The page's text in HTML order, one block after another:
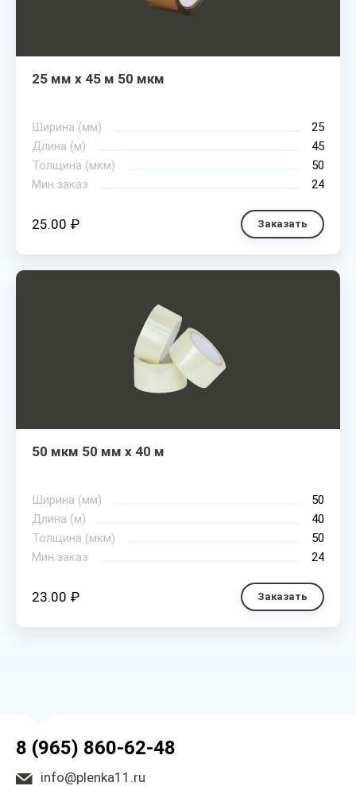
25 мм х 45 м 50 мкм
Ширина (мм)
25
Длина (м)
45
Толщина (мкм)
50
Мин.заказ
24
25.00 ₽ Заказать
50 мкм 50 мм х 40 м
Ширина (мм)
50
Длина (м)
40
Толщина (мкм)
50
Мин.заказ
24
23.00 ₽ Заказать
8 (965) 860-62-48
info@plenka11.ru